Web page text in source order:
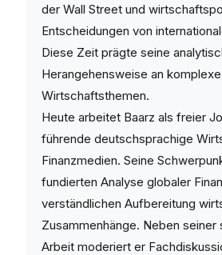
der Wall Street und
Entscheidungen von
Diese Zeit prägte seine
Herangehensweise an komplexe
Wirtschaftsthemen.
Heute arbeitet Baarz als freier
führende deutschsprachige
Finanzmedien. Seine
fundierten Analyse globaler
verständlichen Aufbereitung
Zusammenhänge. Neben seiner
Arbeit moderiert er